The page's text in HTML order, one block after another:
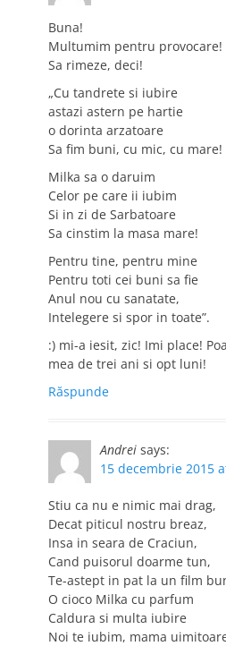
Buna!
Multumim pentru provocare!
Sa rimeze, deci!
„Cu tandrete si iubire
astazi astern pe hartie
o dorinta arzatoare
Sa fim buni, cu mic, cu mare!
Milka sa o daruim
Celor pe care ii iubim
Si in zi de Sarbatoare
Sa cinstim la masa mare!
Pentru tine, pentru mine
Pentru toti cei buni sa fie
Anul nou cu sanatate,
Intelegere si spor in toate”.
:) mi-a iesit, zic! Imi place!
mea de trei ani si opt luni!
Răspunde
Andrei says:
15 decembrie 2015
Stiu ca nu e nimic mai drag,
Decat piticul nostru breaz,
Insa in seara de Craciun,
Cand puisorul doarme tun,
Te-astept in pat la un film
O cioco Milka cu parfum
Caldura si multa iubire
Noi te iubim, mama